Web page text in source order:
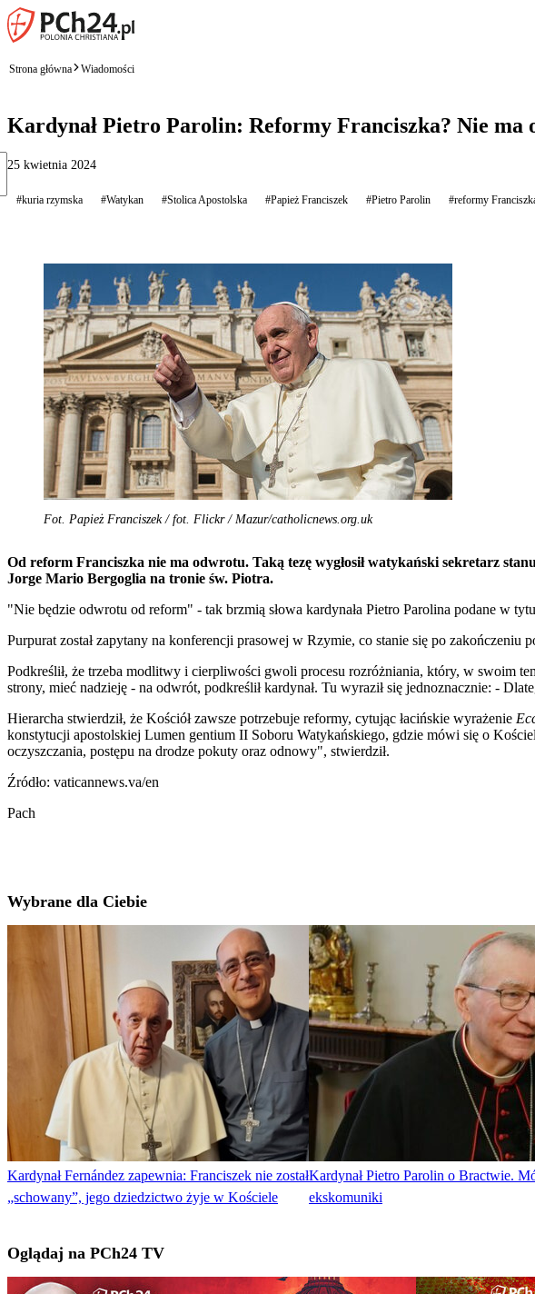
Strona główna Wiadomości
Kardynał Pietro Parolin: Reformy Franciszka? Nie ma
25 kwietnia 2024
#kuria rzymska #Watykan #Stolica Apostolska #Papież Franciszek #Pietro Parolin #reformy
Fot. Papież Franciszek / fot. Flickr / Mazur/catholicnews.org.uk
Od reform Franciszka nie ma odwrotu. Taką tezę wygłosił watykański sekretarz
Jorge Mario Bergoglia na tronie św. Piotra.
"Nie będzie odwrotu od reform" - tak brzmią słowa kardynała Pietro Parolina podane w
Purpurat został zapytany na konferencji prasowej w Rzymie, co stanie się po zakończeniu
Podkreślił, że trzeba modlitwy i cierpliwości gwoli procesu rozróżniania, który, w swoim
strony, mieć nadzieję - na odwrót, podkreślił kardynał. Tu wyraził się jednoznacznie: -
Hierarcha stwierdził, że Kościół zawsze potrzebuje reformy, cytując łacińskie wyrażenie
konstytucji apostolskiej Lumen gentium II Soboru Watykańskiego, gdzie mówi się o
oczyszczania, postępu na drodze pokuty oraz odnowy", stwierdził.
Źródło: vaticannews.va/en
Pach
Wybrane dla Ciebie
Kardynał Fernández zapewnia: Franciszek nie został
„schowany”, jego dziedzictwo żyje w Kościele
Kardynał Pietro Parolin o Bractwie.
ekskomuniki
Oglądaj na PCh24 TV